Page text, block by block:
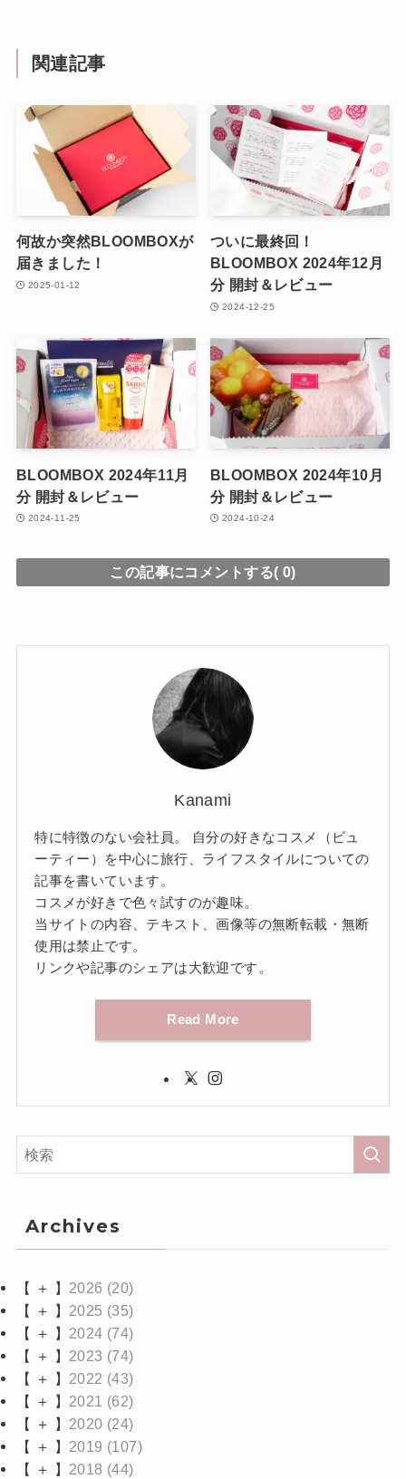
関連記事
何故か突然BLOOMBOXが
届きました！
2025-01-12
ついに最終回！
BLOOMBOX 2024年12月
分 開封＆レビュー
2024-12-25
BLOOMBOX 2024年11月
分 開封＆レビュー
2024-11-25
BLOOMBOX 2024年10月
分 開封＆レビュー
2024-10-24
この記事にコメントする( 0)
Kanami
特に特徴のない会社員。 自分の好きなコスメ（ビュ
ーティー）を中心に旅行、ライフスタイルについての
記事を書いています。
コスメが好きで色々試すのが趣味。
当サイトの内容、テキスト、画像等の無断転載・無断
使用は禁止です。
リンクや記事のシェアは大歓迎です。
Read More
Archives
【 ＋ 】 2026 (20)
【 ＋ 】 2025 (35)
【 ＋ 】 2024 (74)
【 ＋ 】 2023 (74)
【 ＋ 】 2022 (43)
【 ＋ 】 2021 (62)
【 ＋ 】 2020 (24)
【 ＋ 】 2019 (107)
【 ＋ 】 2018 (44)